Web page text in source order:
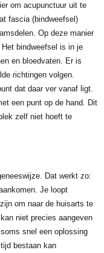
om acupunctuur uit te
fascia (bindweefsel)
Op deze manier
bindweefsel is in je
en bloedvaten. Er is
richtingen volgen.
dat daar ver vanaf ligt.
een punt op de hand. Dit
zelf niet hoeft te
Dat werkt zo:
Je loopt
om naar de huisarts te
niet precies aangeven
snel een oplossing
bestaan kan